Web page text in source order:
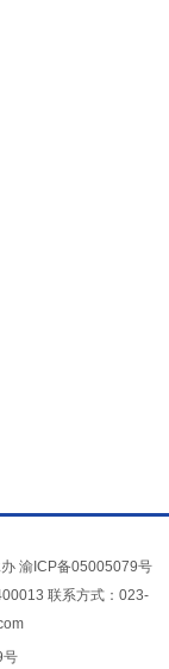
渝ICP备05005079号
联系方式：023-
号